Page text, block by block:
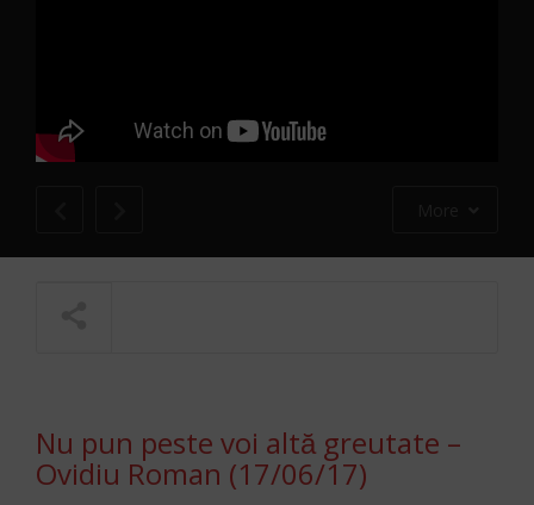
Nu pun peste voi altă greutate –
Ovidiu Roman (17/06/17)